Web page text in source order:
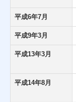
平成6年7月
平成9年3月
平成13年3月
平成14年8月